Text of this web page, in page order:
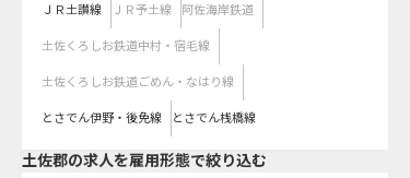
ＪＲ土讃線 ＪＲ予土線 阿佐海岸鉄道
土佐くろしお鉄道中村・宿毛線
土佐くろしお鉄道ごめん・なはり線
とさでん伊野・後免線 とさでん桟橋線
土佐郡の求人を雇用形態で絞り込む